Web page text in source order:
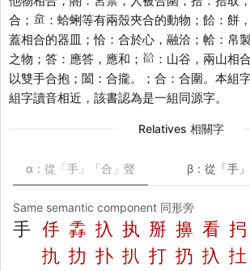
合； 𧊧
：蛤蜊等有兩殼夾合的動物；餄：餅
蓋相合的器皿；恰：合於心，融洽；帢：帛
之物；答：應答，應和； 𧮵
：山谷，兩山相
以雙手合抱；闔：合攏。；合：合圍。本組
組字讀音相近，該書認為是一組同源字。
Relatives 相關字
α：從「手」「合」聲 β：從「手
Same semantic component 同形旁
手 㐿 掱 扖 执 掰 擤 看 㧈
扏 扐 扑 扒 打 扔 扖 扗